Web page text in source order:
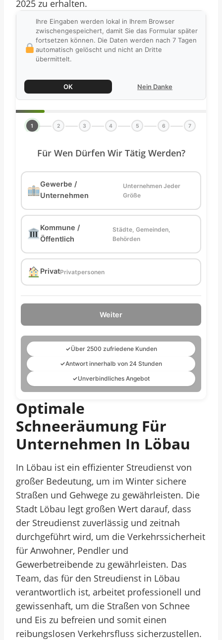
2025 zu erhalten.
Ihre Eingaben werden lokal in Ihrem Browser
zwischengespeichert, damit Sie das Formular später
fortsetzen können. Die Daten werden nach 7 Tagen
automatisch gelöscht und nicht an Dritte
übermittelt.
OK Nein Danke
1 2 3 4 5 6 7
Für Wen Dürfen Wir Tätig Werden?
Gewerbe /
Unternehmen
Unternehmen Jeder
Größe
Kommune /
Öffentlich
Städte, Gemeinden,
Behörden
PrivatPrivatpersonen
Weiter
✓Über 2500 zufriedene Kunden
✓Antwort innerhalb von 24 Stunden
✓Unverbindliches Angebot
Optimale
Schneeräumung Für
Unternehmen In Löbau
In Löbau ist ein effizienter Streudienst von
großer Bedeutung, um im Winter sichere
Straßen und Gehwege zu gewährleisten. Die
Stadt Löbau legt großen Wert darauf, dass
der Streudienst zuverlässig und zeitnah
durchgeführt wird, um die Verkehrssicherheit
für Anwohner, Pendler und
Gewerbetreibende zu gewährleisten. Das
Team, das für den Streudienst in Löbau
verantwortlich ist, arbeitet professionell und
gewissenhaft, um die Straßen von Schnee
und Eis zu befreien und somit einen
reibungslosen Verkehrsfluss sicherzustellen.